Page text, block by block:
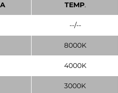
TEMP.
--/--
8000K
4000K
3000K